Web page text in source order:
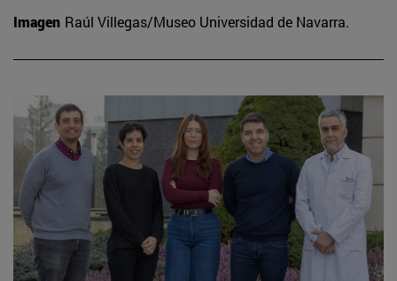
Imagen Raúl Villegas/Museo Universidad de Navarra.